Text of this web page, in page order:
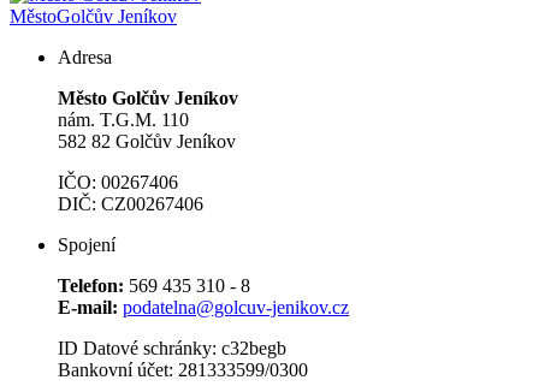
MěstoGolčův Jeníkov
Adresa
Město Golčův Jeníkov
nám. T.G.M. 110
582 82 Golčův Jeníkov
IČO: 00267406
DIČ: CZ00267406
Spojení
Telefon: 569 435 310 - 8
E-mail: podatelna@golcuv-jenikov.cz
ID Datové schránky: c32begb
Bankovní účet: 281333599/0300